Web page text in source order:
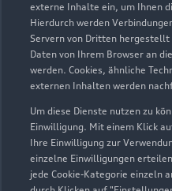
externe Inhalte ein, um Ihnen
Hierdurch werden
Servern von Dritten hergestellt
Daten von Ihrem Browser an
werden. Cookies, ähnliche
externen Inhalten werden
Um diese Dienste nutzen zu
Einwilligung. Mit einem Klick
Ihre Einwilligung zur
einzelne Einwilligungen
jede Cookie-Kategorie einzeln